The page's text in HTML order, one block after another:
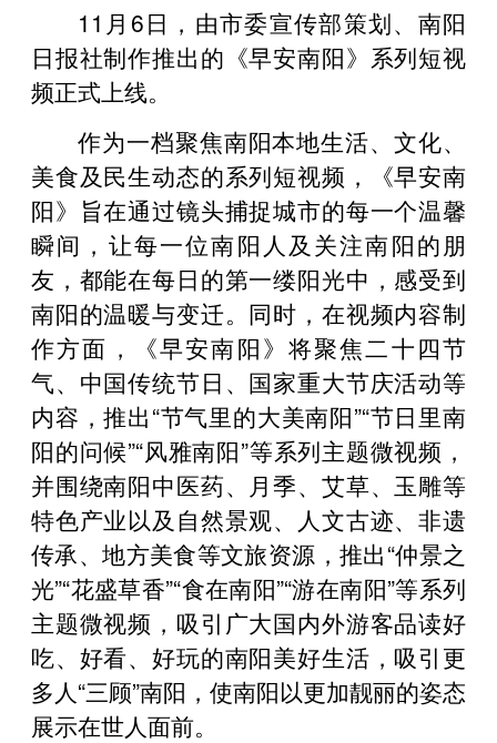
11月6日，由市委宣传部策划、南阳
日报社制作推出的《早安南阳》系列短视
频正式上线。
作为一档聚焦南阳本地生活、文化、
美食及民生动态的系列短视频，《早安南
阳》旨在通过镜头捕捉城市的每一个温馨
瞬间，让每一位南阳人及关注南阳的朋
友，都能在每日的第一缕阳光中，感受到
南阳的温暖与变迁。同时，在视频内容制
作方面，《早安南阳》将聚焦二十四节
气、中国传统节日、国家重大节庆活动等
内容，推出“节气里的大美南阳”“节日里南
阳的问候”“风雅南阳”等系列主题微视频，
并围绕南阳中医药、月季、艾草、玉雕等
特色产业以及自然景观、人文古迹、非遗
传承、地方美食等文旅资源，推出“仲景之
光”“花盛草香”“食在南阳”“游在南阳”等系列
主题微视频，吸引广大国内外游客品读好
吃、好看、好玩的南阳美好生活，吸引更
多人“三顾”南阳，使南阳以更加靓丽的姿态
展示在世人面前。